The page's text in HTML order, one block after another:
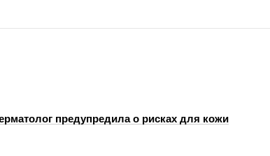
предупредила о рисках для кожи